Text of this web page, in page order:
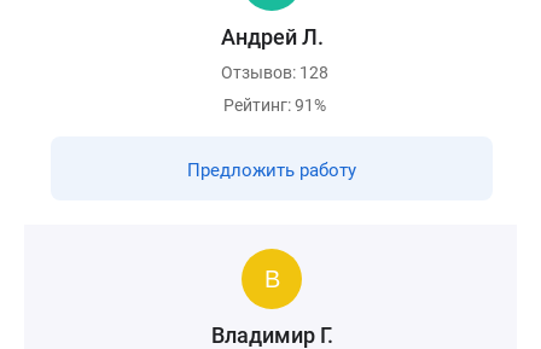
Андрей Л.
Отзывов: 128
Рейтинг: 91%
Предложить работу
Владимир Г.